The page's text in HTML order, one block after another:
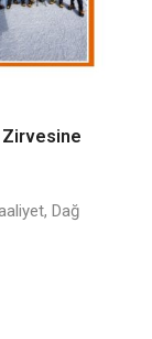
Zirvesine
Dağ